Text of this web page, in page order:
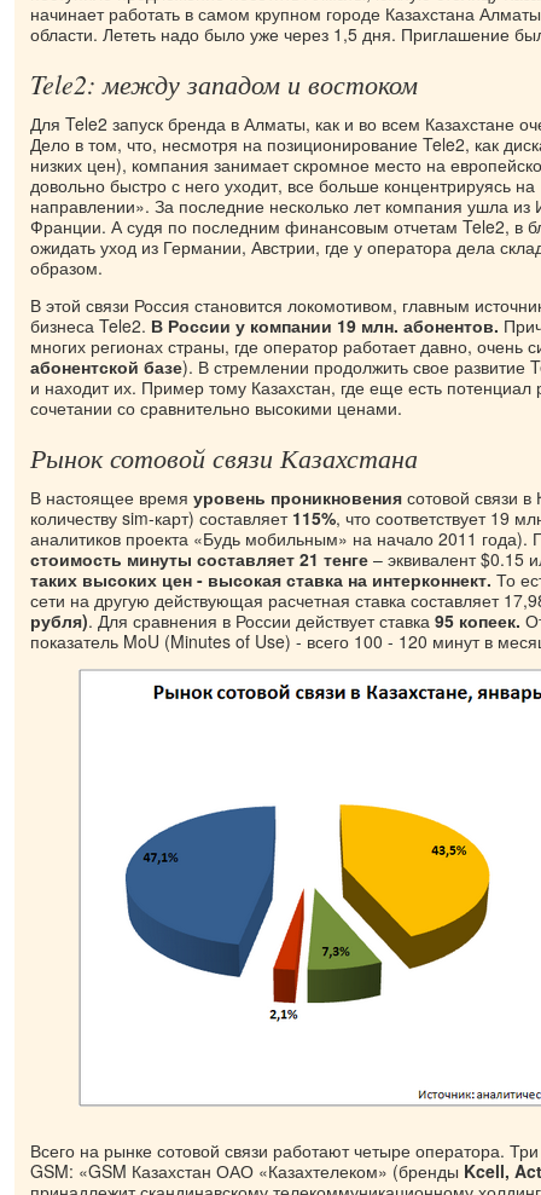
начинает работать в самом крупном городе Казахстана
области. Лететь надо было уже через 1,5 дня. Приглашение
Tele2: между западом и востоком
Для Tele2 запуск бренда в Алматы, как и во всем Казахстане
Дело в том, что, несмотря на позиционирование Tele2, как
низких цен), компания занимает скромное место на
довольно быстро с него уходит, все больше концентрируясь
направлении». За последние несколько лет компания ушла
Франции. А судя по последним финансовым отчетам Tele2, в
ожидать уход из Германии, Австрии, где у оператора дела
образом.
В этой связи Россия становится локомотивом, главным
бизнеса Tele2. В России у компании 19 млн. абонентов.
многих регионах страны, где оператор работает давно, очень
абонентской базе). В стремлении продолжить свое развитие
и находит их. Пример тому Казахстан, где еще есть потенциал
сочетании со сравнительно высокими ценами.
Рынок сотовой связи Казахстана
В настоящее время уровень проникновения сотовой связи в
количеству sim-карт) составляет 115%, что соответствует 19
аналитиков проекта «Будь мобильным» на начало 2011 года).
стоимость минуты составляет 21 тенге – эквивалент $0.15
таких высоких цен - высокая ставка на интерконнект. То
сети на другую действующая расчетная ставка составляет
рубля). Для сравнения в России действует ставка 95 копеек.
показатель MoU (Minutes of Use) - всего 100 - 120 минут в
Всего на рынке сотовой связи работают четыре оператора.
GSM: «GSM Казахстан ОАО «Казахтелеком» (бренды Kcell,